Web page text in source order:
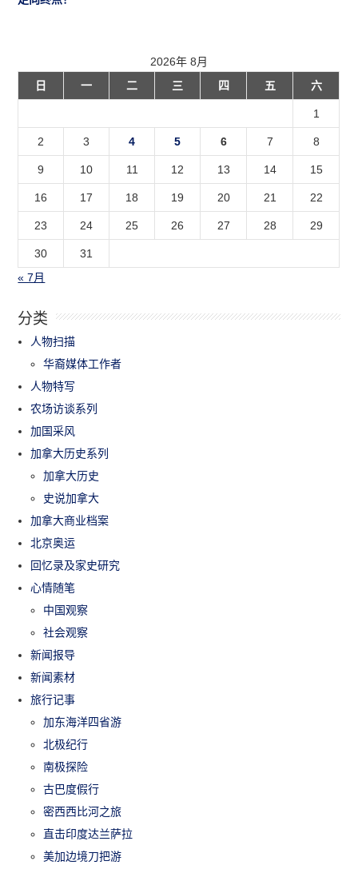
2026年 8月
日
一 二 三 四 五 六
1
2 3 4 5 6 7 8
9 10 11 12 13 14 15
16 17 18 19 20 21 22
23 24 25 26 27 28 29
30
31
« 7月
分类
人物扫描
华裔媒体工作者
人物特写
农场访谈系列
加国采风
加拿大历史系列
加拿大历史
史说加拿大
加拿大商业档案
北京奥运
回忆录及家史研究
心情随笔
中国观察
社会观察
新闻报导
新闻素材
旅行记事
加东海洋四省游
北极纪行
南极探险
古巴度假行
密西西比河之旅
直击印度达兰萨拉
美加边境刀把游